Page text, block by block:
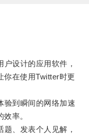
设计的应用软件，
你在使用Twitter时更
到瞬间的网络加速
率。
、发表个人见解，